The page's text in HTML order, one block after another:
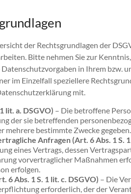
der Rechtsgrundlagen der
Bitte nehmen Sie zur
in Ihrem bzw.
im Einzelfall speziellere
mit.
lit. a. DSGVO) – Die betroffene
der sie betreffenden
mehrere bestimmte Zwecke gegeben.
Anfragen (Art. 6 Abs. 1 S.
eines Vertrags, dessen
vorvertraglicher Maßnahmen
erfolgen.
6 Abs. 1 S. 1 lit. c. DSGVO) – Die
erforderlich, der der